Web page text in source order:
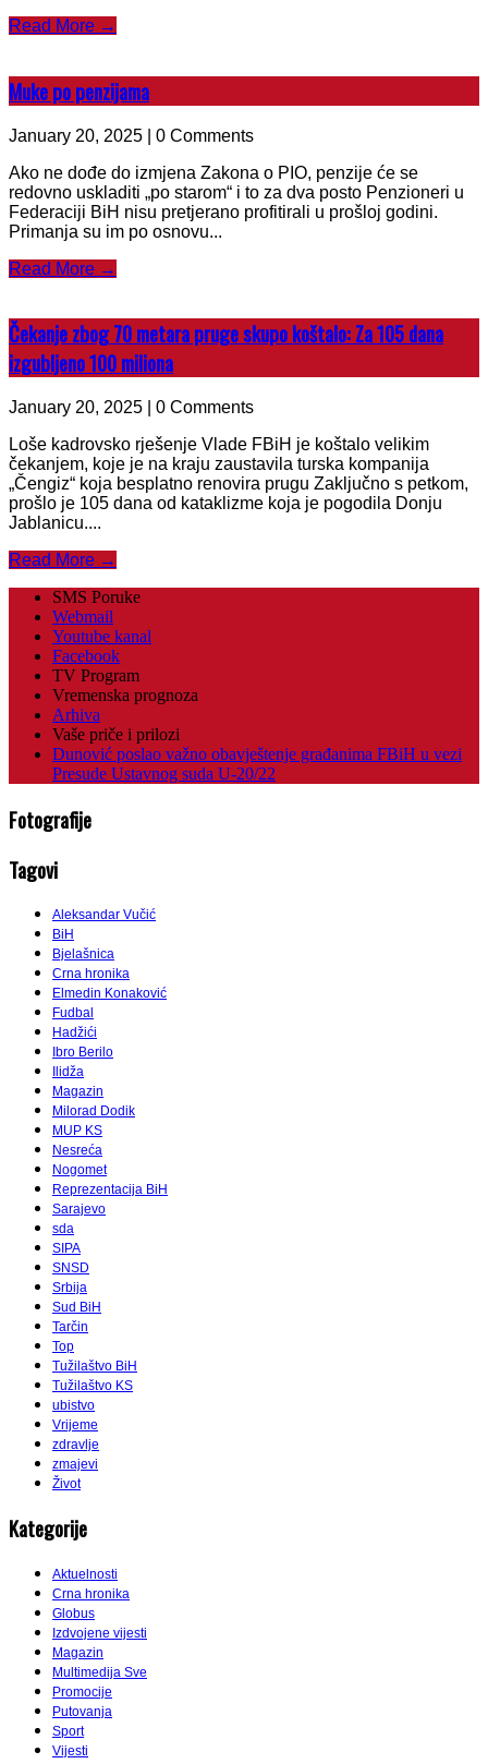
Read More →
Muke po penzijama
January 20, 2025 | 0 Comments
Ako ne dođe do izmjena Zakona o PIO, penzije će se
redovno uskladiti „po starom“ i to za dva posto Penzioneri u
Federaciji BiH nisu pretjerano profitirali u prošloj godini.
Primanja su im po osnovu...
Read More →
Čekanje zbog 70 metara pruge skupo koštalo: Za 105 dana
izgubljeno 100 miliona
January 20, 2025 | 0 Comments
Loše kadrovsko rješenje Vlade FBiH je koštalo velikim
čekanjem, koje je na kraju zaustavila turska kompanija
„Čengiz“ koja besplatno renovira prugu Zaključno s petkom,
prošlo je 105 dana od kataklizme koja je pogodila Donju
Jablanicu....
Read More →
SMS Poruke
Webmail
Youtube kanal
Facebook
TV Program
Vremenska prognoza
Arhiva
Vaše priče i prilozi
Dunović poslao važno obavještenje građanima FBiH u vezi
Presude Ustavnog suda U-20/22
Fotografije
Tagovi
Aleksandar Vučić
BiH
Bjelašnica
Crna hronika
Elmedin Konaković
Fudbal
Hadžići
Ibro Berilo
Ilidža
Magazin
Milorad Dodik
MUP KS
Nesreća
Nogomet
Reprezentacija BiH
Sarajevo
sda
SIPA
SNSD
Srbija
Sud BiH
Tarčin
Top
Tužilaštvo BiH
Tužilaštvo KS
ubistvo
Vrijeme
zdravlje
zmajevi
Život
Kategorije
Aktuelnosti
Crna hronika
Globus
Izdvojene vijesti
Magazin
Multimedija Sve
Promocije
Putovanja
Sport
Vijesti